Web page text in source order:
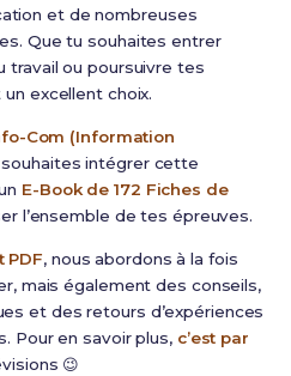
et de nombreuses
Que tu souhaites entrer
travail ou poursuivre tes
excellent choix.
Com (Information
intégrer cette
E-Book de 172 Fiches de
l’ensemble de tes épreuves.
PDF, nous abordons à la fois
mais également des conseils,
et des retours d’expériences
Pour en savoir plus, c’est par
😉